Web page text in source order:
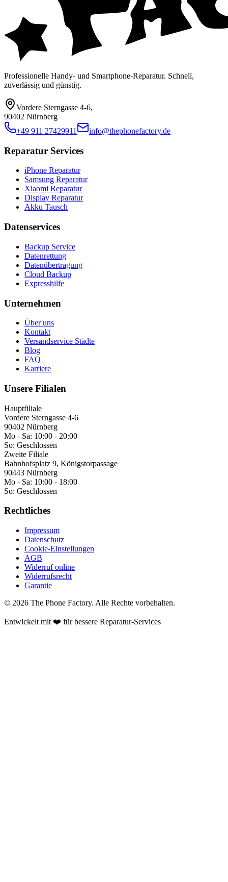
Professionelle Handy- und Smartphone-Reparatur. Schnell,
zuverlässig und günstig.
Vordere Sterngasse 4-6,
90402 Nürnberg
+49 911 27429911
info@thephonefactory.de
Reparatur Services
iPhone Reparatur
Samsung Reparatur
Xiaomi Reparatur
Display Reparatur
Akku Tausch
Datenservices
Backup Service
Datenrettung
Datenübertragung
Cloud Backup
Expresshilfe
Unternehmen
Über uns
Kontakt
Versandservice Städte
Blog
FAQ
Karriere
Unsere Filialen
Hauptfiliale
Vordere Sterngasse 4-6
90402 Nürnberg
Mo - Sa: 10:00 - 20:00
So: Geschlossen
Zweite Filiale
Bahnhofsplatz 9, Königstorpassage
90443 Nürnberg
Mo - Sa: 10:00 - 18:00
So: Geschlossen
Rechtliches
Impressum
Datenschutz
Cookie-Einstellungen
AGB
Widerruf online
Widerrufsrecht
Garantie
© 2026 The Phone Factory. Alle Rechte vorbehalten.
Entwickelt mit ❤️ für bessere Reparatur-Services